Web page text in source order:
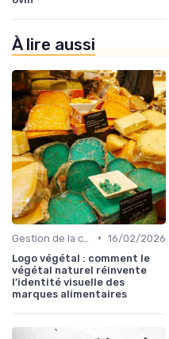
À lire aussi
• 16/02/2026
Logo végétal : comment le
végétal naturel réinvente
l’identité visuelle des
marques alimentaires